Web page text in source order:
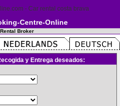
Centre-Online
Broker
y Entrega deseados: